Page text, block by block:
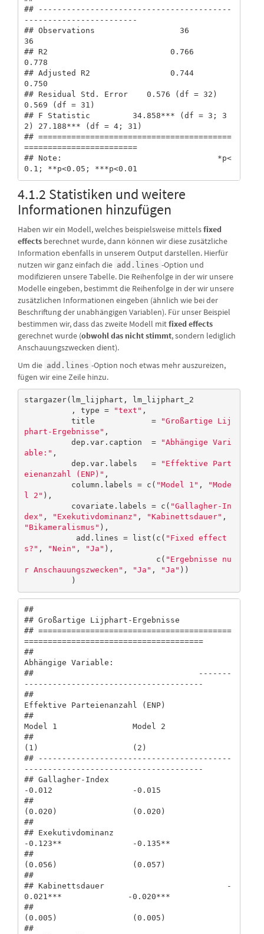
## -----------------------------------------
------------------------
## Observations                  36
36
## R2                          0.766
0.778
## Adjusted R2                 0.744
0.750
## Residual Std. Error    0.576 (df = 32)
0.569 (df = 31)
## F Statistic         34.858*** (df = 3; 3
2) 27.188*** (df = 4; 31)
## =========================================
========================
## Note:                                 *p<
0.1; **p<0.05; ***p<0.01
4.1.2 Statistiken und weitere
Informationen hinzufügen
Haben wir ein Modell, welches beispielsweise mittelsfixed
effects berechnet wurde, dann können wir diese zusätzliche
Information ebenfalls in unserem Output darstellen. Hierfür
nutzen wir ganz einfach die add.lines -Option und
modifizieren unsere Tabelle. Die Reihenfolge in der wir unsere
Modelle eingeben, bestimmt die Reihenfolge in der wir unsere
zusätzlichen Informationen eingeben (ähnlich wie bei der
Beschriftung der unabhängigen Variablen). Für unser Beispiel
bestimmen wir, dass das zweite Modell mitfixed effects
gerechnet wurde (obwohl das nicht stimmt, sondern lediglich
Anschauungszwecken dient).
Um die add.lines -Option noch etwas mehr auszureizen,
fügen wir eine Zeile hinzu.
stargazer(lm_lijphart, lm_lijphart_2
          , type =
"text" ,
          title            =
"Großartige Lij
phart-Ergebnisse" ,
          dep.var.caption  =
"Abhängige Vari
able:" ,
          dep.var.labels   =
"Effektive Part
eienanzahl (ENP)" ,
          column.labels = c(
"Model 1" ,
"Mode
l 2" ),
          covariate.labels = c(
"Gallagher-In
dex" , "Exekutivdominanz" , "Kabinettsdauer"
"Bikameralismus" ),
           add.lines = list(c(
"Fixed effect
s?" , "Nein" , "Ja" ),
                            c(
"Ergebnisse nu
r Anschauungszwecken" , "Ja" , "Ja" ))
          )
##
## Großartige Lijphart-Ergebnisse
## =========================================
======================================
##
Abhängige Variable:
##                                   -------
--------------------------------------
##
Effektive Parteienanzahl (ENP)
##
Model 1                Model 2
##
(1)                    (2)
## -----------------------------------------
--------------------------------------
## Gallagher-Index
-0.012                 -0.015
##
(0.020)                (0.020)
##
## Exekutivdominanz
-0.123**               -0.135**
##
(0.056)                (0.057)
##
## Kabinettsdauer                          -
0.021***              -0.020***
##
(0.005)                (0.005)
##